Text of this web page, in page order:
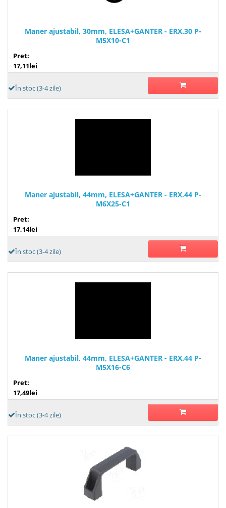
Maner ajustabil, 30mm, ELESA+GANTER - ERX.30 P-
M5X10-C1
Pret:
17,11lei
În stoc (3-4 zile)
Maner ajustabil, 44mm, ELESA+GANTER - ERX.44 P-
M6X25-C1
Pret:
17,14lei
În stoc (3-4 zile)
Maner ajustabil, 44mm, ELESA+GANTER - ERX.44 P-
M5X16-C6
Pret:
17,49lei
În stoc (3-4 zile)